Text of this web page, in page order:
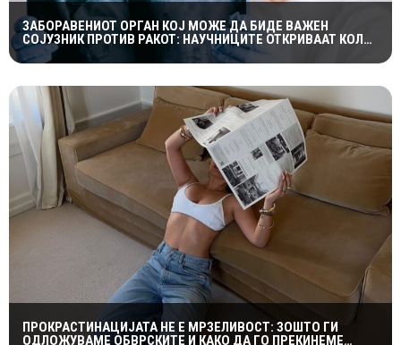
ЗАБОРАВЕНИОТ ОРГАН КОЈ МОЖЕ ДА БИДЕ ВАЖЕН
СОЈУЗНИК ПРОТИВ РАКОТ: НАУЧНИЦИТЕ ОТКРИВААТ КОЛКУ
Е ЗНАЧАЕН ТИМУСОТ
ПРОКРАСТИНАЦИЈАТА НЕ Е МРЗЕЛИВОСТ: ЗОШТО ГИ
ОДЛОЖУВАМЕ ОБВРСКИТЕ И КАКО ДА ГО ПРЕКИНЕМЕ